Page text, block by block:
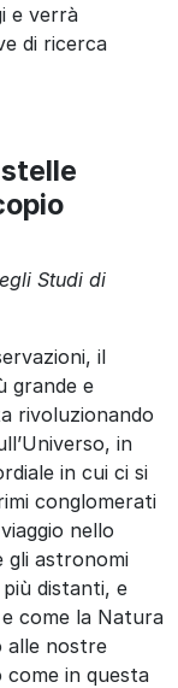
e verrà
di ricerca
Studi di
il
grande e
rivoluzionando
in
in cui ci si
conglomerati
nello
gli astronomi
distanti, e
come la Natura
alle nostre
come in questa